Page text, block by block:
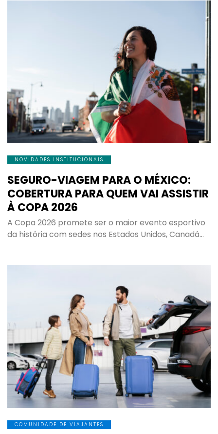
NOVIDADES INSTITUCIONAIS
SEGURO-VIAGEM PARA O MÉXICO:
COBERTURA PARA QUEM VAI ASSISTIR
À COPA 2026
A Copa 2026 promete ser o maior evento esportivo
da história com sedes nos Estados Unidos, Canadá…
COMUNIDADE DE VIAJANTES